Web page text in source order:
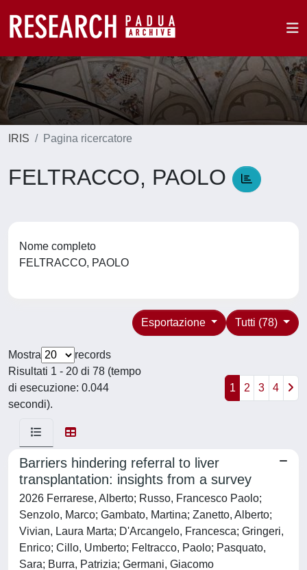
IRIS Pagina ricercatore
FELTRACCO, PAOLO
Nome completo
FELTRACCO, PAOLO
Tutti (78)
Esportazione
Mostra
records
Risultati 1 - 20 di 78 (tempo
di esecuzione: 0.044
secondi).
1 2 3 4
Barriers hindering referral to liver
transplantation: insights from a survey
2026 Ferrarese, Alberto; Russo, Francesco Paolo;
Senzolo, Marco; Gambato, Martina; Zanetto, Alberto;
Vivian, Laura Marta; D'Arcangelo, Francesca; Gringeri,
Enrico; Cillo, Umberto; Feltracco, Paolo; Pasquato,
Sara; Burra, Patrizia; Germani, Giacomo